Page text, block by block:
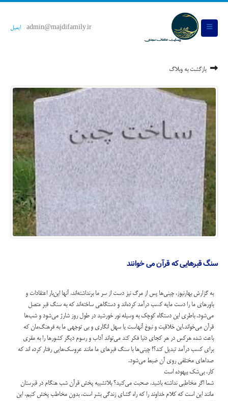
admin@majdifamily.ir ایمیل
بازگشت به وبلاگ
سنگ قبرهایی که قرآن می خوانند
به گزارش بهارنیوز، چینی‌ها پس از مرگ نیز دست از سر ما برنداشته‌اند، آنها این‌بار اعتقادات و
باورهای ما را دست مایه کسب درآمد کرده‌اند و دستگاهی ساخته‌اند که به سنگ قبر متصل
می‌شود. باطری این دستگاه کوچک به وسیله نور خورشید در طول روز شارژ می‌شود و شب‌ها
قرآن می‌خواند.این خلاقیت و نبوغ آنهاست یا سهل انگاری و بی توجهی ما به فرهنگ‌مان که
باعث شده هرکس در هر کجای دنیا فکر کند می‌تواند آداب و رسوم دیگر کشورها را به مقری
برای کسب درآمد تبدیل کند؟! چینی‌ها با سنگ قبرهای ما مانند عروسک‌هایی رفتار کرده اند که
صداهای مختلفی روی آن ضبط می‌شود.
کار، بی‌شک بیهوده است
شما اگر مخاطبی نداشته باشید، صحبت می‌کنید؟ بلاتشبیه پخش قرآن شب هنگام در قبرستان
مانند این است که کلام خداوند را که راه گشای زندگی بشر است، بدون مخاطب پخش کنیم، این